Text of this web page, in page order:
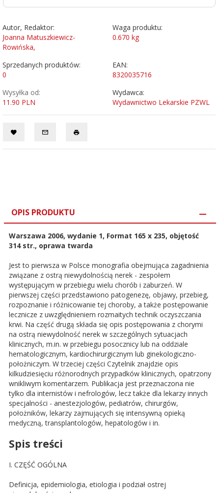
Autor, Redaktor:
Joanna Matuszkiewicz-
Rowińska,
Waga produktu:
0.670 kg
Sprzedanych produktów:
0
EAN:
8320035716
Wysyłka od:
11.90 PLN
Wydawca:
Wydawnictwo Lekarskie PZWL
OPIS PRODUKTU
Warszawa 2006, wydanie 1, Format 165 x 235, objętość
314 str., oprawa twarda
Jest to pierwsza w Polsce monografia obejmująca zagadnienia
związane z ostrą niewydolnością nerek - zespołem
występującym w przebiegu wielu chorób i zaburzeń. W
pierwszej części przedstawiono patogenezę, objawy, przebieg,
rozpoznanie i różnicowanie tej choroby, a także postępowanie
lecznicze z uwzględnieniem rozmaitych technik oczyszczania
krwi. Na część drugą składa się opis postępowania z chorymi
na ostrą niewydolność nerek w szczególnych sytuacjach
klinicznych, m.in. w przebiegu posocznicy lub na oddziale
hematologicznym, kardiochirurgicznym lub ginekologiczno-
położniczym. W trzeciej części Czytelnik znajdzie opis
kilkudziesięciu różnorodnych przypadków klinicznych, opatrzony
wnikliwym komentarzem. Publikacja jest przeznaczona nie
tylko dla internistów i nefrologów, lecz także dla lekarzy innych
specjalności - anestezjologów, pediatrów, chirurgów,
położników, lekarzy zajmujących się intensywną opieką
medyczną, transplantologów, hepatologów i in.
Spis treści
I. CZĘŚĆ OGÓLNA
Definicja, epidemiologia, etiologia i podział ostrej